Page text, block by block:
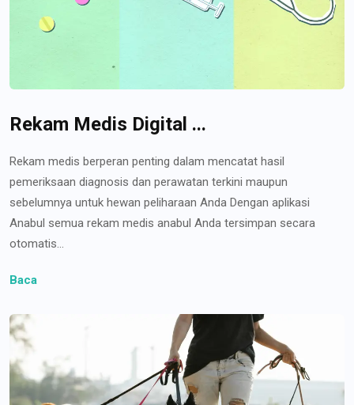
Rekam Medis Digital ...
Rekam medis berperan penting dalam mencatat hasil
pemeriksaan diagnosis dan perawatan terkini maupun
sebelumnya untuk hewan peliharaan Anda Dengan aplikasi
Anabul semua rekam medis anabul Anda tersimpan secara
otomatis...
Baca